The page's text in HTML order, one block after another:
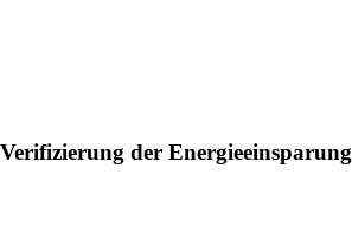
Verifizierung der Energieeinsparung